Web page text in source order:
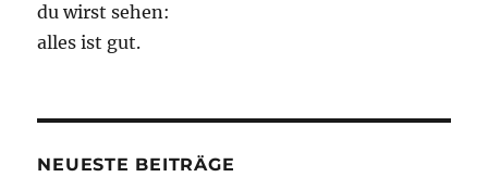
du wirst sehen:
alles ist gut.
NEUESTE BEITRÄGE